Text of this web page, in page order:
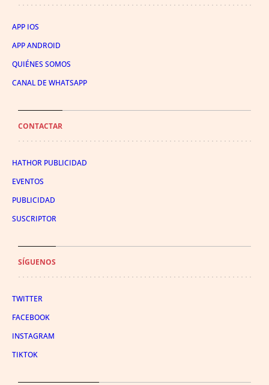
APP IOS
APP ANDROID
QUIÉNES SOMOS
CANAL DE WHATSAPP
CONTACTAR
HATHOR PUBLICIDAD
EVENTOS
PUBLICIDAD
SUSCRIPTOR
SÍGUENOS
TWITTER
FACEBOOK
INSTAGRAM
TIKTOK